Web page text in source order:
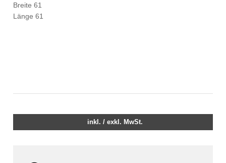
Breite 61
Länge 61
inkl. / exkl. MwSt.